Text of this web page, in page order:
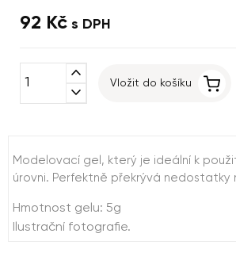
92 Kč s DPH
expand_less
expand_more
Vložit do košíku
Modelovací gel, který je ideální k
úrovni. Perfektně překrývá nedostatky
Hmotnost gelu: 5g
Ilustrační fotografie.